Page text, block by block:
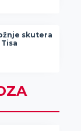
skutera